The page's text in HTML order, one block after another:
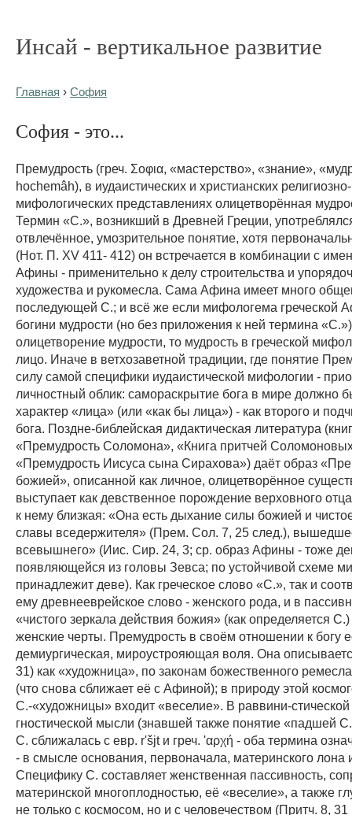
Инсай - вертикальное развитие
Главная › София
София - это...
Премудрость (греч. Σοφια, «мастерство», «знание»,
hochemâh), в иудаистических и христианских религиозно-
мифологических представлениях олицетворённая
Термин «С.», возникший в Древней Греции,
отвлечённое, умозрительное понятие, хотя
(Нот. П. XV 411- 412) он встречается в комбинации с
Афины - применительно к делу строительства и
художества и рукомесла. Сама Афина имеет много
последующей С.; и всё же если мифологема греческой
богини мудрости (но без приложения к ней термина
олицетворение мудрости, то мудрость в греческой
лицо. Иначе в ветхозаветной традиции, где понятие
силу самой специфики иудаистической мифологии -
личностный облик: самораскрытие бога в мире должно
характер «лица» (или «как бы лица») - как второго и
бога. Поздне-библейская дидактическая литература
«Премудрость Соломона», «Книга притчей
«Премудрость Иисуса сына Сирахова») даёт образ
божией», описанной как личное, олицетворённое
выступает как девственное порождение верховного
к нему близкая: «Она есть дыхание силы божией и
славы вседержителя» (Прем. Сол. 7, 25 след.),
всевышнего» (Иис. Сир. 24, 3; ср. образ Афины - тоже
появляющейся из головы Зевса; по устойчивой схеме
принадлежит деве). Как греческое слово «С.», так и
ему древнееврейское слово - женского рода, и в
«чистого зеркала действия божия» (как определяется
женские черты. Премудрость в своём отношении к богу
демиургическая, мироустрояющая воля. Она
31) как «художница», по законам божественного
(что снова сближает её с Афиной); в природу этой
С.-«художницы» входит «веселие». В раввини-
гностической мысли (знавшей также понятие «падшей
С. сближалась с евр. r'šjt и греч. 'αρχή - оба термина
- в смысле основания, первоначала, материнского лона
Специфику С. составляет женственная пассивность,
материнской многоплодностью, её «веселие», а также
не только с космосом, но и с человечеством (Притч. 8, 31